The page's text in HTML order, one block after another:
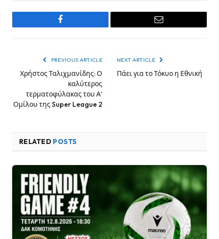
Facebook Email
PREVIOUS ARTICLE
Χρήστος Ταλιχμανίδης: Ο
καλύτερος
τερματοφύλακας του Α’
Ομίλου της Super League 2
NEXT ARTICLE
Πάει για το Τόκυο η Εθνική
RELATED POSTS